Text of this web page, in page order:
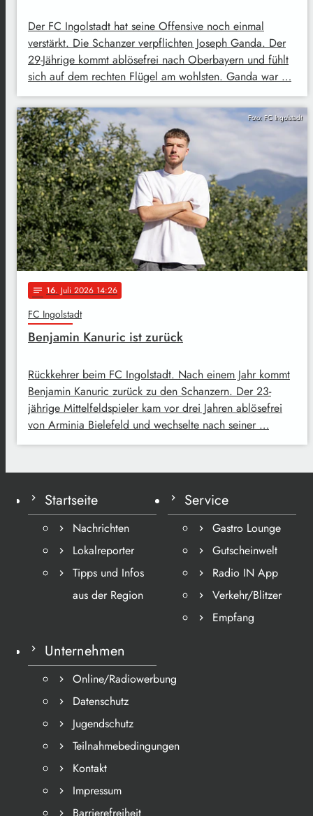
Der FC Ingolstadt hat seine Offensive noch einmal
verstärkt. Die Schanzer verpflichten Joseph Ganda. Der
29-Jährige kommt ablösefrei nach Oberbayern und fühlt
sich auf dem rechten Flügel am wohlsten. Ganda war …
Foto: FC Ingolstadt
notes 16. Juli 2026 14:26
FC Ingolstadt
Benjamin Kanuric ist zurück
Rückkehrer beim FC Ingolstadt. Nach einem Jahr kommt
Benjamin Kanuric zurück zu den Schanzern. Der 23-
jährige Mittelfeldspieler kam vor drei Jahren ablösefrei
von Arminia Bielefeld und wechselte nach seiner …
Startseite
Nachrichten
Lokalreporter
Tipps und Infos
aus der Region
Service
Gastro Lounge
Gutscheinwelt
Radio IN App
Verkehr/Blitzer
Empfang
Unternehmen
Online/Radiowerbung
Datenschutz
Jugendschutz
Teilnahmebedingungen
Kontakt
Impressum